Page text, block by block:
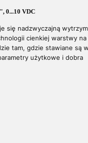
0...10 VDC
się nadzwyczajną
cienkiej warstwy na
tam, gdzie stawiane są
użytkowe i dobra